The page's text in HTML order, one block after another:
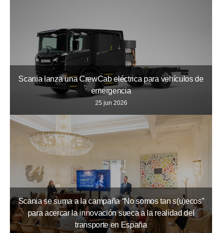
Scania lanza una CrewCab eléctrica para vehículos de
emergencia
25 jun 2026
Scania se suma a la campaña “No somos tan s(u)ecos”
para acercar la innovación sueca a la realidad del
transporte en España